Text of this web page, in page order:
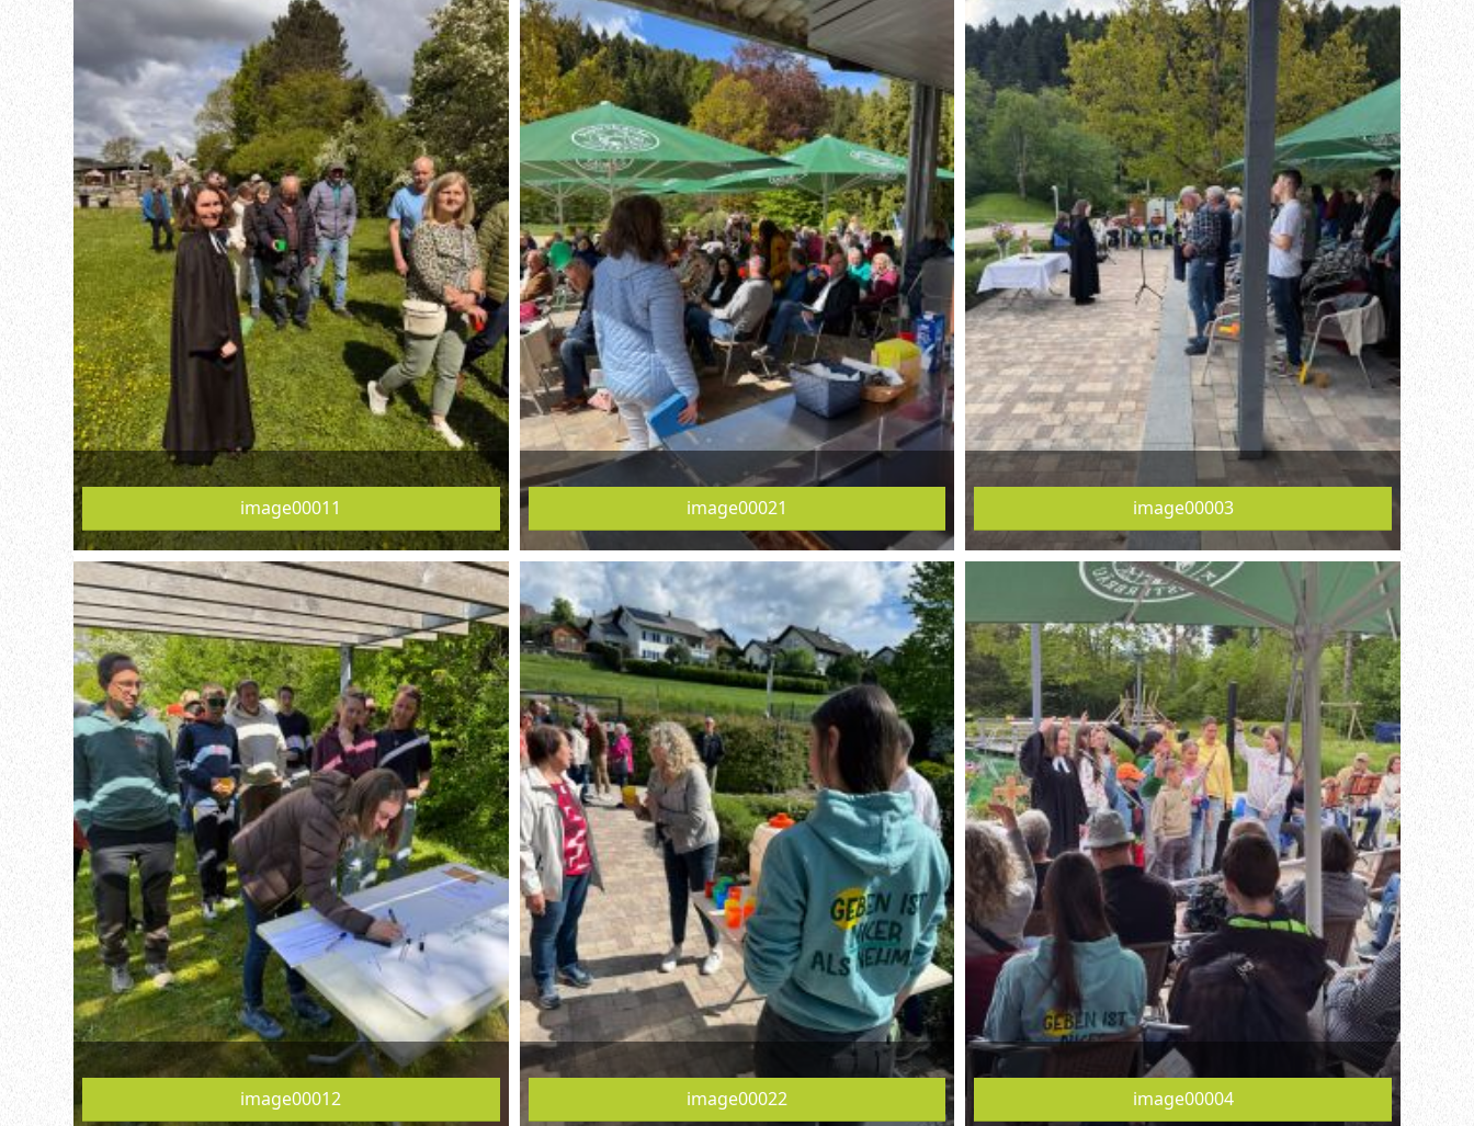
image00011
image00012
image00021
image00022
image00003
image00004